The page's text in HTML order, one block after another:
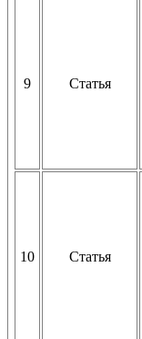
9 Статья
10 Статья